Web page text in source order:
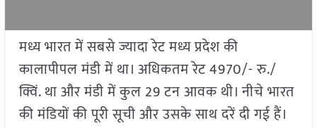
मध्य भारत में सबसे ज्यादा रेट मध्य प्रदेश की
कालापीपल मंडी में था। अधिकतम रेट 4970/- रु./
क्विं. था और मंडी में कुल 29 टन आवक थी। नीचे भारत
की मंडियों की पूरी सूची और उसके साथ दरें दी गई हैं।